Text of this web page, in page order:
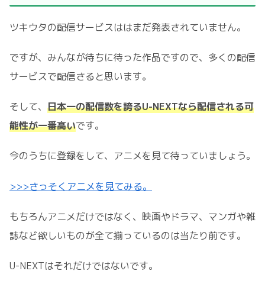
ツキウタの配信サービスははまだ発表されていません。
ですが、みんなが待ちに待った作品ですので、多くの配信
サービスで配信さると思います。
そして、 日本一の配信数を誇るU-NEXTなら配信される可
能性が一番高いです。
今のうちに登録をして、アニメを見て待っていましょう。
>>>さっそくアニメを見てみる。
もちろんアニメだけではなく、映画やドラマ、マンガや雑
誌など欲しいものが全て揃っているのは当たり前です。
U-NEXTはそれだけではないです。